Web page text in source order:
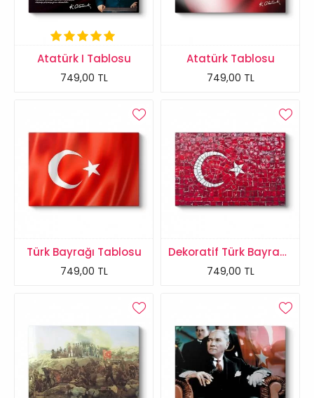
Atatürk I Tablosu
749,00 TL
Atatürk Tablosu
749,00 TL
Türk Bayrağı Tablosu
749,00 TL
Dekoratif Türk Bayrağı Tablosu
749,00 TL